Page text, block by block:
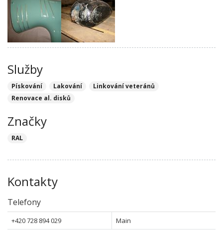
Služby
Pískování Lakování
Linkování veteránů
Renovace al. disků
Značky
RAL
Kontakty
Telefony
+420 728 894 029 Main